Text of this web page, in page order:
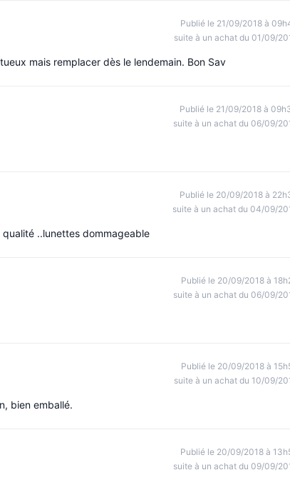
Publié le 21/09/2018 à
suite à un achat du 01/09/
mais remplacer dès le lendemain. Bon Sav
Publié le 21/09/2018 à
suite à un achat du 06/09/
Publié le 20/09/2018 à
suite à un achat du 04/09/
..lunettes dommageable
Publié le 20/09/2018 à
suite à un achat du 06/09/
Publié le 20/09/2018 à
suite à un achat du 10/09/
bien emballé.
Publié le 20/09/2018 à
suite à un achat du 09/09/